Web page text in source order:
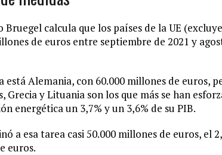
calcula que los países de la UE
de euros entre septiembre de 2021 y
está Alemania, con 60.000 millones de euros,
Grecia y Lituania son los que más se han
energética un 3,7% y un 3,6% de su PIB.
a esa tarea casi 50.000 millones de euros, el
euros.